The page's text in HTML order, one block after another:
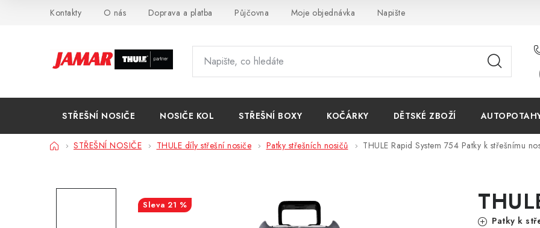
Kontakty O nás Doprava a platba Půjčovna Moje objednávka Napište nám
STŘEŠNÍ NOSIČE NOSIČE KOL STŘEŠNÍ BOXY KOČÁRKY DĚTSKÉ ZBOŽÍ
DomůSTŘEŠNÍ NOSIČE THULE díly střešní nosiče Patky střešních nosičů THULE Rapid System 754 Patky k střešnímu
Patky k
21 %